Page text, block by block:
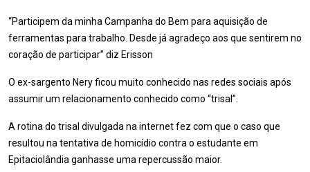
“Participem da minha Campanha do Bem para aquisição de
ferramentas para trabalho. Desde já agradeço aos que sentirem no
coração de participar” diz Erisson
O ex-sargento Nery ficou muito conhecido nas redes sociais após
assumir um relacionamento conhecido como “trisal”.
A rotina do trisal divulgada na internet fez com que o caso que
resultou na tentativa de homicídio contra o estudante em
Epitaciolândia ganhasse uma repercussão maior.